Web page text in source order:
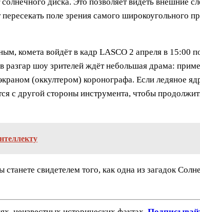
диска. Это позволяет видеть внешние
поле зрения самого широкоугольного
комета войдёт в кадр LASCO 2 апреля в 15:00
шоу зрителей ждёт небольшая драма:
(оккултером) коронографа. Если ледяное
с другой стороны инструмента, чтобы
свидетелем того, как одна из загадок